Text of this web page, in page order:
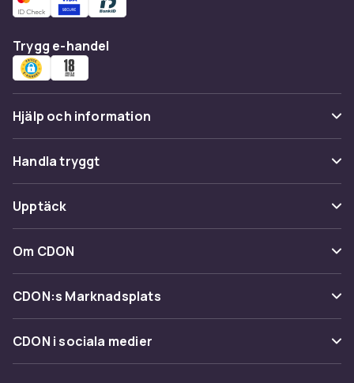
Trygg e-handel
Hjälp och information
Vanliga frågor
Spåra paket
Ångra & Returnera här
Kundservice
Handla tryggt
Betalning
Leverans
Återkallelser
Upptäck
Kategorier
Varumärken
Shopit.se
Om CDON
Om oss
Kundrecensioner
CDON:s Marknadsplats
Sälj på CDON
Bli affiliate
CDON i sociala medier